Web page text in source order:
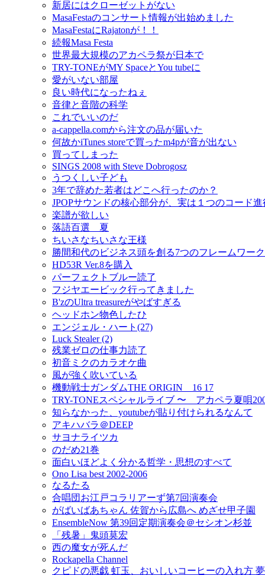
新居にはクローゼットがない
MasaFestaのコンサート情報が出始めました
MasaFestaにRajatonが！！
続報Masa Festa
世界最大規模のアカペラ祭が日本で
TRY-TONEがMY SpaceとYou tubeに
愛がいない部屋
良い時代になったねぇ
音律と音階の科学
これでいいのだ
a-cappella.comから注文の品が届いた
何故かiTunes storeで買ったm4pが音が出ない
買ってしまった
SINGS 2008 with Steve Dobrogosz
うつくしい子ども
3年で辞めた若者はどこへ行ったのか？
JPOPサウンドの核心部分が、実は１つのコード
楽譜が欲しい
落語百選 夏
ちいさなちいさな王様
勝間和代のビジネス頭を創る7つのフレームワー
HD53R Ver.8を購入
パーフェクトブルー読了
フジヤエービック行ってきました
B'zのUltra treasureがやばすぎる
ヘッドホン物色したひ
エンジェル・ハート(27)
Luck Stealer (2)
残業ゼロの仕事力読了
初音ミクのカラオケ曲
風が強く吹いている
機動戦士ガンダムTHE ORIGIN 16 17
TRY-TONEスペシャルライブ 〜 アカペラ夏唄
知らなかった、youtubeが貼り付けられるなんて
アキハバラ＠DEEP
サヨナライツカ
のだめ21巻
面白いほどよく分かる哲学・思想のすべて
Ono Lisa best 2002-2006
なるたる
合唱団お江戸コラリアーず第7回演奏会
がばいばあちゃん 佐賀から広島へ めざせ甲子園
EnsembleNow 第39回定期演奏会＠セシオン杉並
「残暑」鬼頭莫宏
西の魔女が死んだ
Rockapella Channel
クピドの悪戯 虹玉、おいしいコーヒーの入れ方